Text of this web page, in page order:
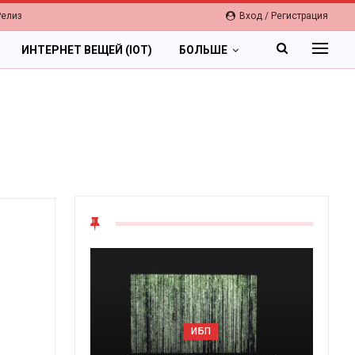
Вход / Регистрация
ИНТЕРНЕТ ВЕЩЕЙ (IOT) БОЛЬШЕ
Цифровая